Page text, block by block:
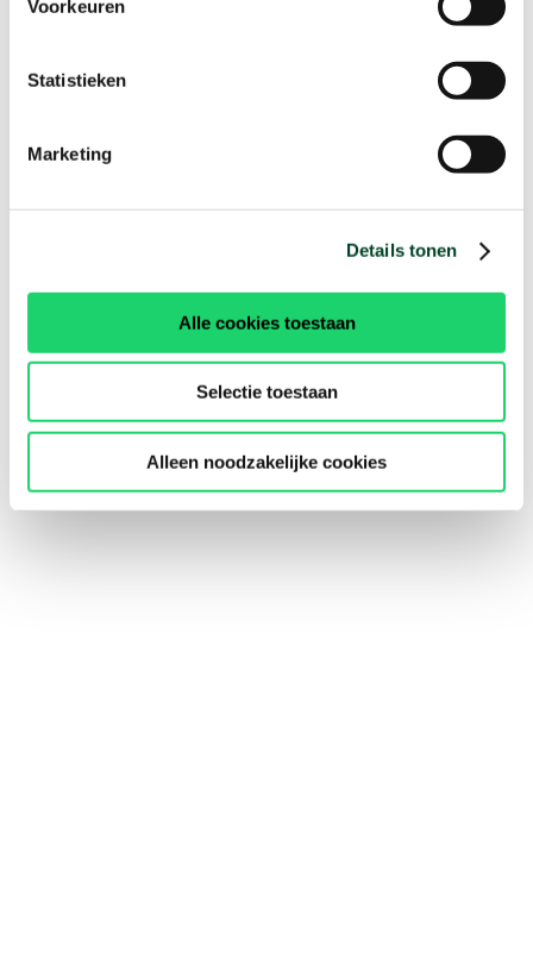
Voorkeuren
Statistieken
Marketing
Details tonen
Alle cookies toestaan
Selectie toestaan
Alleen noodzakelijke cookies